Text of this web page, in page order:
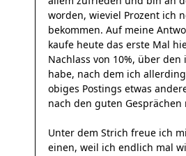
worden, wieviel Prozent ich
bekommen. Auf meine
kaufe heute das erste Mal
Nachlass von 10%, über
habe, nach dem ich
obiges Postings etwas
nach den guten
Unter dem Strich freue ich
einen, weil ich endlich mal